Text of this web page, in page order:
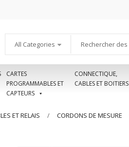
All Categories
CARTES
PROGRAMMABLES ET
CAPTEURS
CONNECTIQUE,
CABLES ET BOITIERS
ET RELAIS CORDONS DE MESURE